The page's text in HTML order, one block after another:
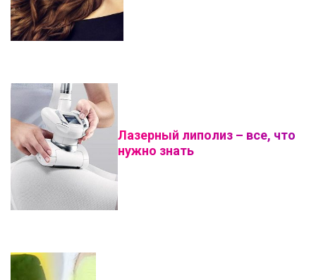
Лазерный липолиз – все, что
нужно знать